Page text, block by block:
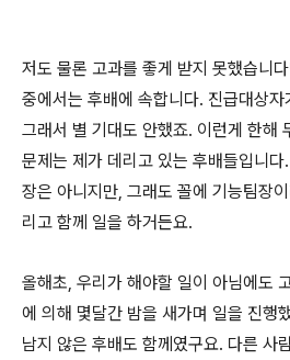
저도 물론 고과를 좋게 받지 못했습니
중에서는 후배에 속합니다. 진급대상
그래서 별 기대도 안했죠. 이런게 한해
문제는 제가 데리고 있는 후배들입니
장은 아니지만, 그래도 꼴에 기능팀장
리고 함께 일을 하거든요.
올해초, 우리가 해야할 일이 아님에도
에 의해 몇달간 밤을 새가며 일을 진행
남지 않은 후배도 함께였구요. 다른 사